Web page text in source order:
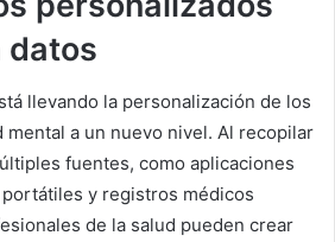
datos
llevando la personalización de los
mental a un nuevo nivel. Al recopilar
fuentes, como aplicaciones
y registros médicos
de la salud pueden crear